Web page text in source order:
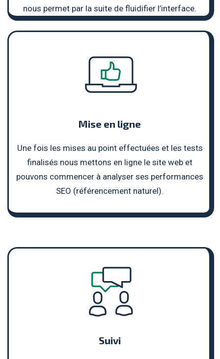
nous permet par la suite de fluidifier l’interface.
Mise en ligne
Une fois les mises au point effectuées et les tests
finalisés nous mettons en ligne le site web et
pouvons commencer à analyser ses performances
SEO (référencement naturel).
Suivi